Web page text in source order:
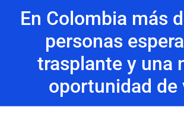
Inicio
La Empresa
Transparencia
Atención y Servicios a la Ciudadanía
En Colombia más
personas
trasplante y una
oportunidad de